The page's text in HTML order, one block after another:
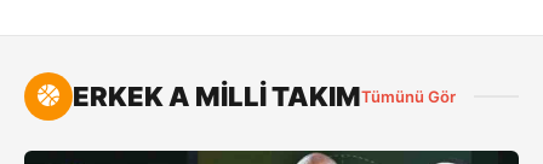
ERKEK A MİLLİ TAKIMTümünü Gör